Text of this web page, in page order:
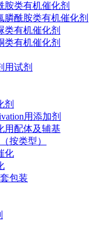
胺类有机催化剂
膦酰胺类有机催化剂
类有机催化剂
类有机催化剂
用试剂
剂
用添加剂
用配体及辅基
按类型）
化
包装